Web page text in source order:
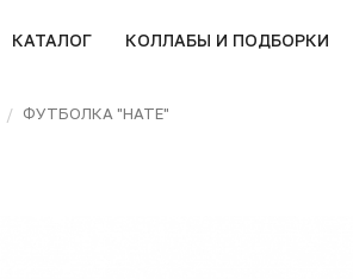
КАТАЛОГ КОЛЛАБЫ И ПОДБОРКИ
ФУТБОЛКА "HATE"